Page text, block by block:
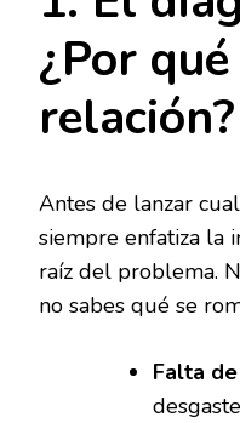
¿Por
relación?
Antes de lanzar
siempre enfatiza la
raíz del problema.
no sabes qué se
Falta